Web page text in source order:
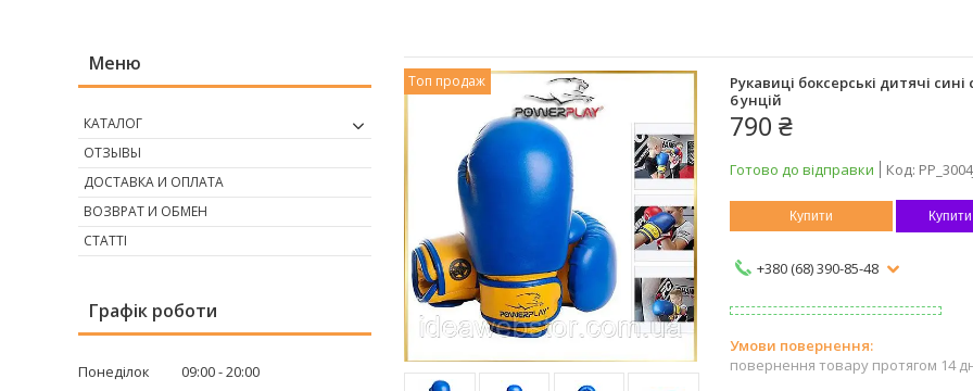
Топ продаж
Рукавиці боксерські дитячі
6 унцій
790 ₴
Готово до відправки Код:
Купити Купити
+380 (68) 390-85-48
повернення товару протягом 14
КАТАЛОГ
ОТЗЫВЫ
ДОСТАВКА И ОПЛАТА
ВОЗВРАТ И ОБМЕН
СТАТТІ
Графік роботи
Понеділок 09:00 20:00